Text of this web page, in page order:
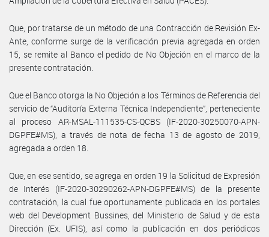
Que, por tratarse de un método de una Contracción de Revisión Ex-
Ante, conforme surge de la verificación previa agregada en orden
15, se remite al Banco el pedido de No Objeción en el marco de la
presente contratación.
Que el Banco otorga la No Objeción a los Términos de Referencia del
servicio de “Auditoría Externa Técnica Independiente”, perteneciente
al proceso AR-MSAL-111535-CS-QCBS (IF-2020-30250070-APN-
DGPFE#MS), a través de nota de fecha 13 de agosto de 2019,
agregada a orden 18.
Que, en ese sentido, se agrega en orden 19 la Solicitud de Expresión
de Interés (IF-2020-30290262-APN-DGPFE#MS) de la presente
contratación, la cual fue oportunamente publicada en los portales
web del Development Bussines, del Ministerio de Salud y de esta
Dirección (Ex. UFIS), así como la publicación en dos periódicos